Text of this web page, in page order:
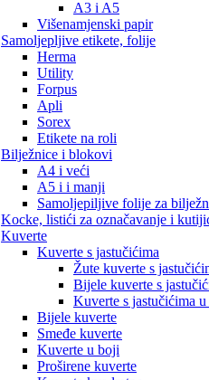
A3 i A5
Višenamjenski papir
Samoljepljive etikete, folije
Herma
Utility
Forpus
Apli
Sorex
Etikete na roli
Bilježnice i blokovi
A4 i veći
A5 i i manji
Samoljepiljive folije za
Kocke, listići za označavanje i
Kuverte
Kuverte s jastučićima
Žute kuverte s
Bijele kuverte s
Kuverte s jastučićima
Bijele kuverte
Smeđe kuverte
Kuverte u boji
Proširene kuverte